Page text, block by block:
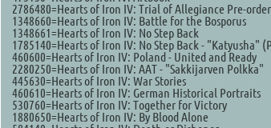
2786480=Hearts of Iron IV: Trial of Allegiance Pre-
1348660=Hearts of Iron IV: Battle for the Bosporus
1348661=Hearts of Iron IV: No Step Back
1785140=Hearts of Iron IV: No Step Back - "Katyusha"
460600=Hearts of Iron IV: Poland - United and Ready
2280250=Hearts of Iron IV: AAT - "Sakkijarven Polkka"
445630=Hearts of Iron IV: War Stories
460610=Hearts of Iron IV: German Historical Portraits
530760=Hearts of Iron IV: Together for Victory
1880650=Hearts of Iron IV: By Blood Alone